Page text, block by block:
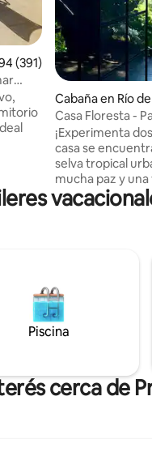
promedio: 4.94 de
(391)
al
Cabaña en Río
Casa Floresta -
mar
¡Experimenta
casa se
selva tropical
mucha paz y
mar de Leblon.
km del asfalto y
Explore la zona.
gente? Tome su
minutos. Lo ideal
acceder a la
recomendar
Piscina
cerca de